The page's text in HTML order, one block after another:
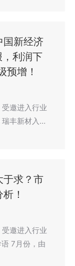
国新经济
利润下
预增！
邀进入行业
丰新材入…
于求？市
！
邀进入行业
7月份，由